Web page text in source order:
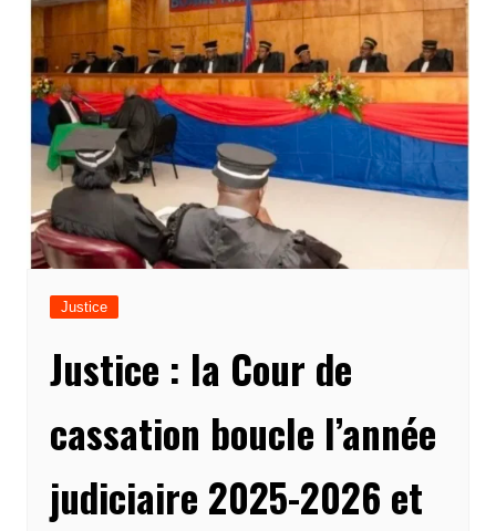
Justice
Justice : la Cour de
cassation boucle l’année
judiciaire 2025-2026 et